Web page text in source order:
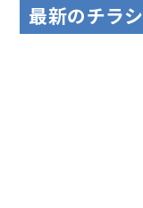
最新のチラシ